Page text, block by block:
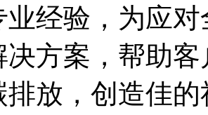
业经验，为应
决方案，帮助
排放，创造佳